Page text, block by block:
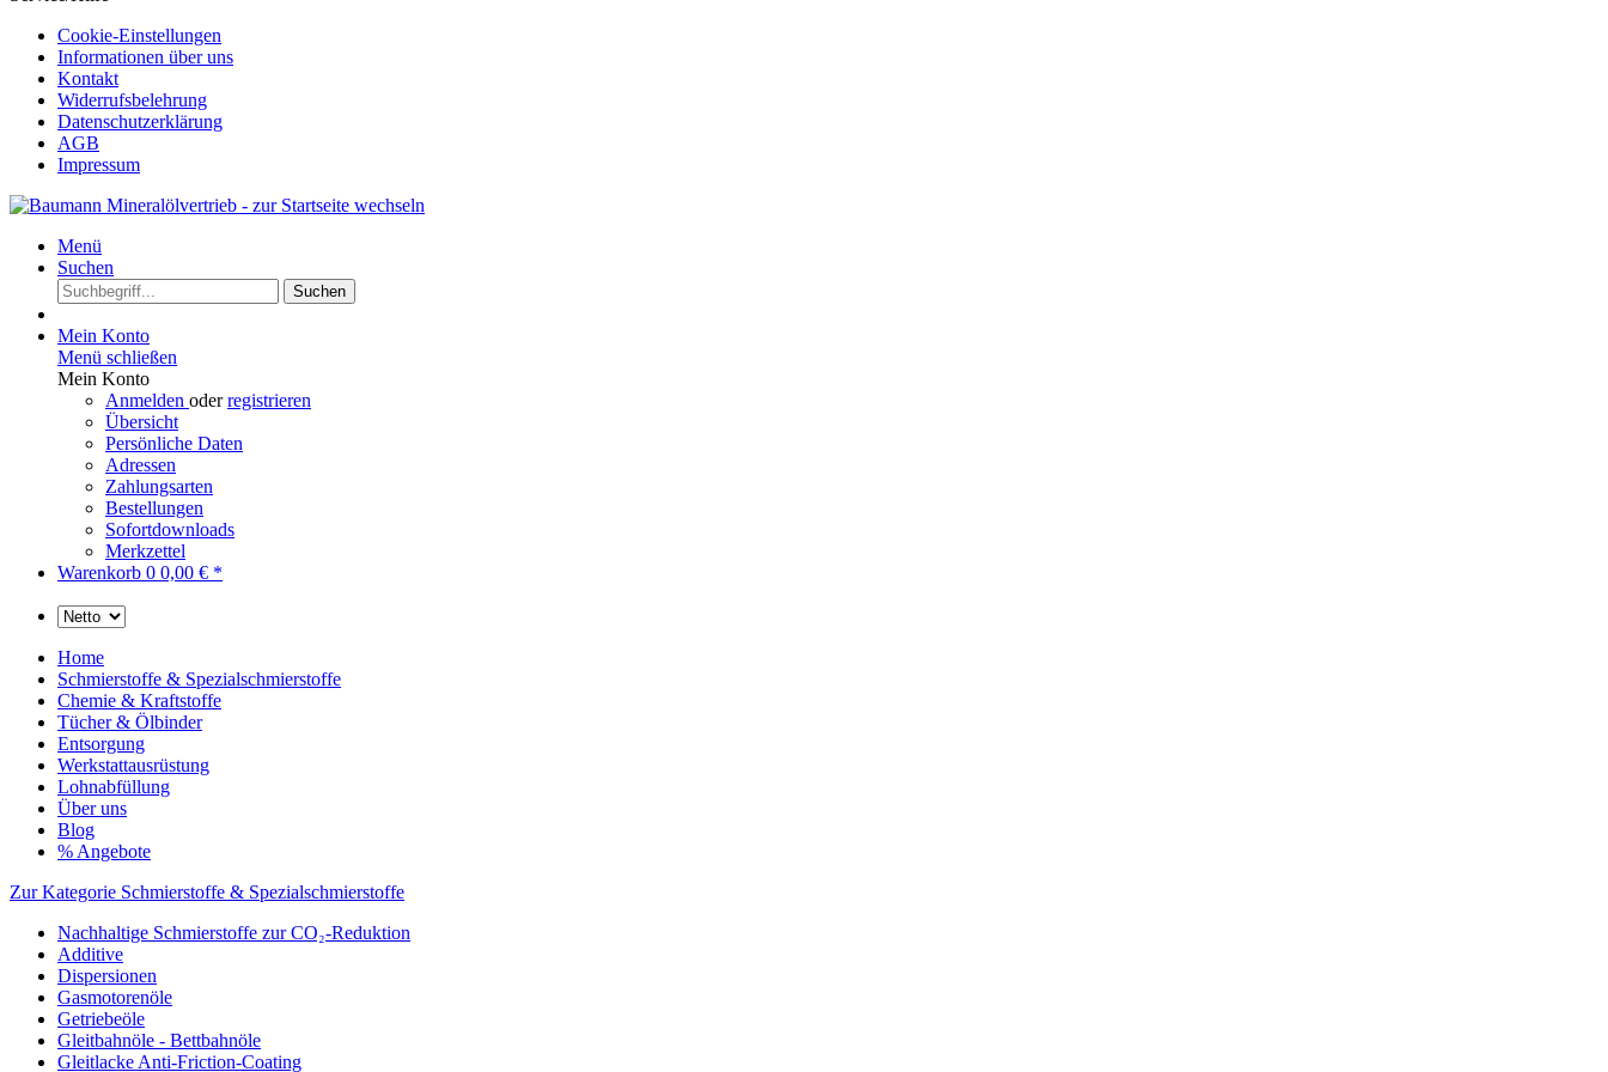
Cookie-Einstellungen
Informationen über uns
Kontakt
Widerrufsbelehrung
Datenschutzerklärung
AGB
Impressum
Menü
Suchen
Suchen
Mein Konto
Menü schließen
Mein Konto
Anmelden oderregistrieren
Übersicht
Persönliche Daten
Adressen
Zahlungsarten
Bestellungen
Sofortdownloads
Merkzettel
Warenkorb 0 0,00 € *
Home
Schmierstoffe & Spezialschmierstoffe
Chemie & Kraftstoffe
Tücher & Ölbinder
Entsorgung
Werkstattausrüstung
Lohnabfüllung
Über uns
Blog
% Angebote
Zur Kategorie Schmierstoffe & Spezialschmierstoffe
Nachhaltige Schmierstoffe zur CO₂-Reduktion
Additive
Dispersionen
Gasmotorenöle
Getriebeöle
Gleitbahnöle - Bettbahnöle
Gleitlacke Anti-Friction-Coating